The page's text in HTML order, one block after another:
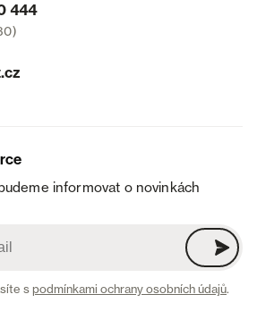
444
informovat o novinkách
spodmínkami ochrany osobních údajů.